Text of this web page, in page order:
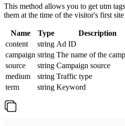
This method allows you to get utm
them at the time of the visitor's first
Name Type
Description
content
string Ad ID
campaign string The name of the
source
string Campaign source
medium
string Traffic type
term
string Keyword